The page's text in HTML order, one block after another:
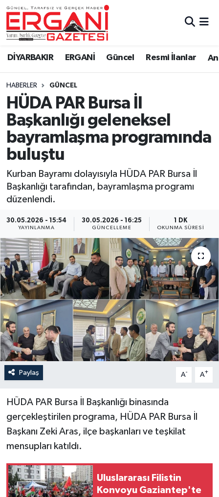
DİYARBAKIR ERGANİ Güncel Resmi İlanlar
HABERLER GÜNCEL
HÜDA PAR Bursa İl
Başkanlığı geleneksel
bayramlaşma programında
buluştu
Kurban Bayramı dolayısıyla HÜDA PAR Bursa İl
Başkanlığı tarafından, bayramlaşma programı
düzenlendi.
30.05.2026 - 15:54
YAYINLANMA
30.05.2026 - 16:25
GÜNCELLEME
1 DK
OKUNMA SÜRESI
Paylaş A- A+
HÜDA PAR Bursa İl Başkanlığı binasında
gerçekleştirilen programa, HÜDA PAR Bursa İl
Başkanı Zeki Aras, ilçe başkanları ve teşkilat
mensupları katıldı.
Uluslararası Filistin
Konvoyu Gaziantep'te
DİYARBAKIR
BİSMİL
BAĞLAR
ERGANİ
Güncel
Eği̇ti̇m
Resmi İlanlar
Sağlık
Si̇yaset
Yaşam
Anali̇z
Bi̇li̇m & Teknoloji̇
Dünya
Eği̇ti̇m
Ergani Nöbetçi Eczaneler
Ergani Hava Durumu
Ergani Trafik Yoğunluk Haritası
Süper Lig Puan Durumu ve Fikstür
Tüm Manşetler
Son Dakika Haberleri
Haber Arşivi